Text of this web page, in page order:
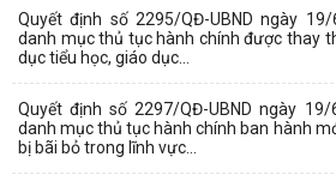
Quyết định số 2295/QĐ-UBND ngày
danh mục thủ tục hành chính được thay
dục tiểu học, giáo dục...
Quyết định số 2297/QĐ-UBND ngày
danh mục thủ tục hành chính ban hành
bị bãi bỏ trong lĩnh vực...